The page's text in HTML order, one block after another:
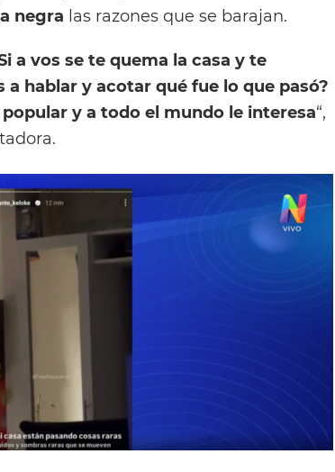
negra las razones que se barajan.
a vos se te quema la casa y te
a hablar y acotar qué fue lo que pasó?
y a todo el mundo le interesa“,